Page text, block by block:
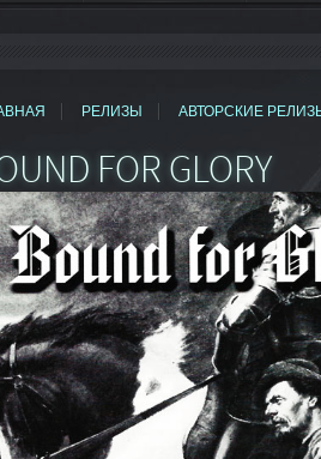
РЕЛИЗЫ АВТОРСКИЕ
FOR GLORY